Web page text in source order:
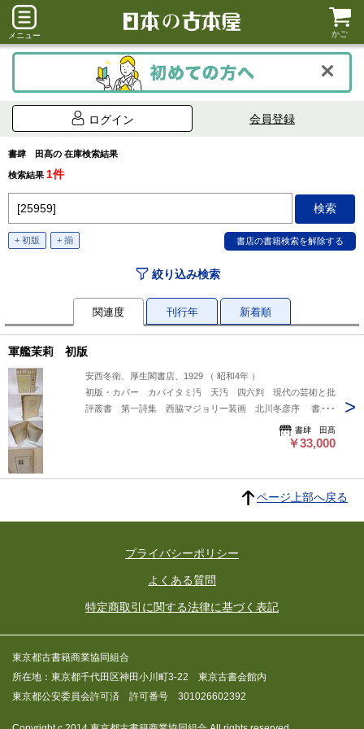
メニュー かご
ログイン 会員登録
書肆 田髙の 在庫検索結果
検索結果 1件
+ 初版 + 揃
絞り込み検索
関連度 刊行年 新着順
軍艦茉莉 初版
安西冬衛、厚生閣書店、1929 （ 昭和4年 ）
初版・カバー カバイタミ汚 天汚 四六判 現代の芸術と批
評叢書 第一詩集 西脇マジョリー装画 北川冬彦序 書影
の二枚目以降は当店サイトからご確認いただけます→
書肆 田髙
￥33,000
ページ上部へ戻る
プライバシーポリシー
よくある質問
特定商取引に関する法律に基づく表記
東京都古書籍商業協同組合
所在地：東京都千代田区神田小川町3-22 東京古書会館内
東京都公安委員会許可済 許可番号 301026602392